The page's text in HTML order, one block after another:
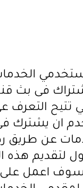
الخدمات
فى
تتيح
ان يشترك
عن طريق
لتقديم
اعمل على